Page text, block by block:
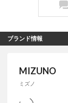
ブランド情報
MIZUNO
ミズノ